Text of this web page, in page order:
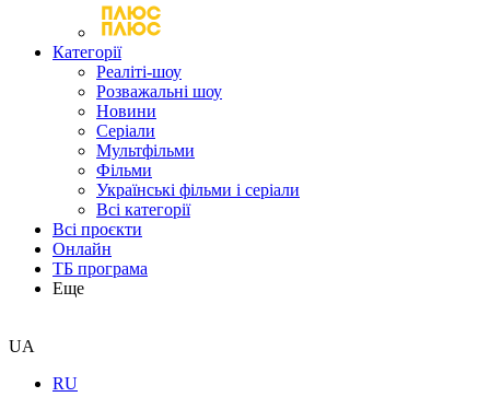
Категорії
Реаліті-шоу
Розважальні шоу
Новини
Серіали
Мультфільми
Фільми
Українські фільми і серіали
Всі категорії
Всі проєкти
Онлайн
ТБ програма
Еще
UA
RU